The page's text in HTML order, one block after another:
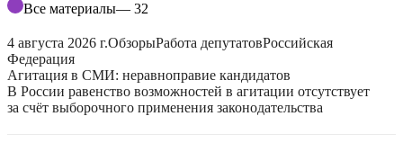
Все материалы— 32
4 августа 2026 г.ОбзорыРабота депутатовРоссийская
Федерация
Агитация в СМИ: неравноправие кандидатов
В России равенство возможностей в агитации отсутствует
за счёт выборочного применения законодательства